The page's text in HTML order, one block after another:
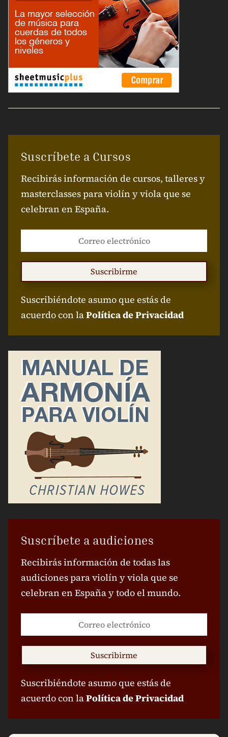
Suscríbete a Cursos
Recibirás información de cursos, talleres y
masterclasses para violín y viola que se
celebran en España.
Suscribirme
Suscribiéndote asumo que estás de
acuerdo con laPolítica de Privacidad
Suscríbete a audiciones
Recibirás información de todas las
audiciones para violín y viola que se
celebran en España y todo el mundo.
Suscribirme
Suscribiéndote asumo que estás de
acuerdo con laPolítica de Privacidad